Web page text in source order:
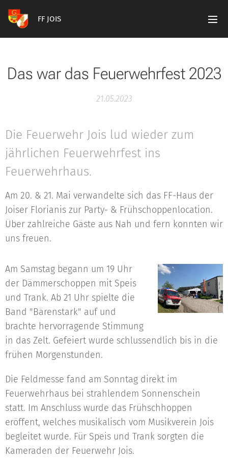
FF JOIS
Das war das Feuerwehrfest 2023
21.05.2023
Die Feuerwehr Jois lud wieder zum
jährlichen Feuerwehrfest ins
Feuerwehrhaus.
Am 20. & 21. Mai verwandelte sich das FF-Haus der
Joiser Florianis zur Party- & Frühschoppenlocation.
Über zahlreiche Gäste aus Nah und fern konnten wir
uns freuen.
Am Samstag begann um 19 Uhr
der Dämmerschoppen mit Speis
und Trank. Ab 21 Uhr spielte die
Band "Bärenstark" auf und
brachte hervorragende Stimmung
in das Zelt. Gefeiert wurde schlussendlich bis in die
frühen Morgenstunden.
Die Feldmesse fand am Sonntag direkt im
Feuerwehrhaus bei strahlendem Sonnenschein
statt. Im Anschluss wurde das Frühschhoppen
eröffent, welches musikalisch vom Musikverein Jois
begleitet wurde. Für Speis und Trank sorgten die
Kameraden der Feuerwehr Jois.